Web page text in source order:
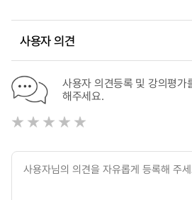
사용자 의견
사용자 의견등록 및 강의평가
해주세요.